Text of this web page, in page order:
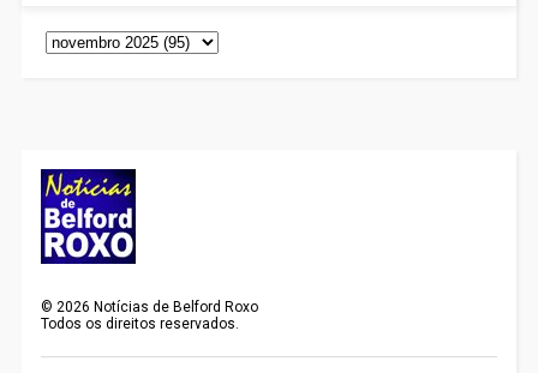
©2026 Notícias de Belford Roxo
Todos os direitos reservados.